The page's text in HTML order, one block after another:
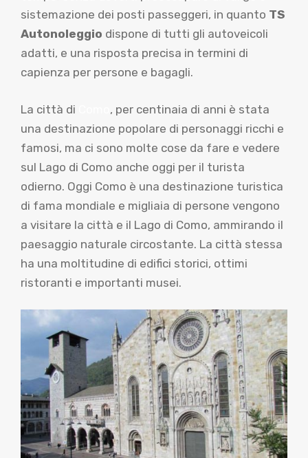
sistemazione dei posti passeggeri, in quanto TS
Autonoleggio dispone di tutti gli autoveicoli
adatti, e una risposta precisa in termini di
capienza per persone e bagagli.
La città di
, per centinaia di anni è stata
una destinazione popolare di personaggi ricchi e
famosi, ma ci sono molte cose da fare e vedere
sul Lago di Como anche oggi per il turista
odierno. Oggi Como è una destinazione turistica
di fama mondiale e migliaia di persone vengono
a visitare la città e il Lago di Como, ammirando il
paesaggio naturale circostante. La città stessa
ha una moltitudine di edifici storici, ottimi
ristoranti e importanti musei.